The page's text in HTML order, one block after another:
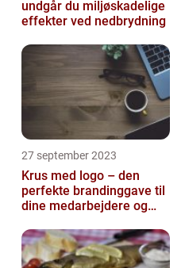
undgår du miljøskadelige
effekter ved nedbrydning
27 september 2023
Krus med logo – den
perfekte brandinggave til
dine medarbejdere og